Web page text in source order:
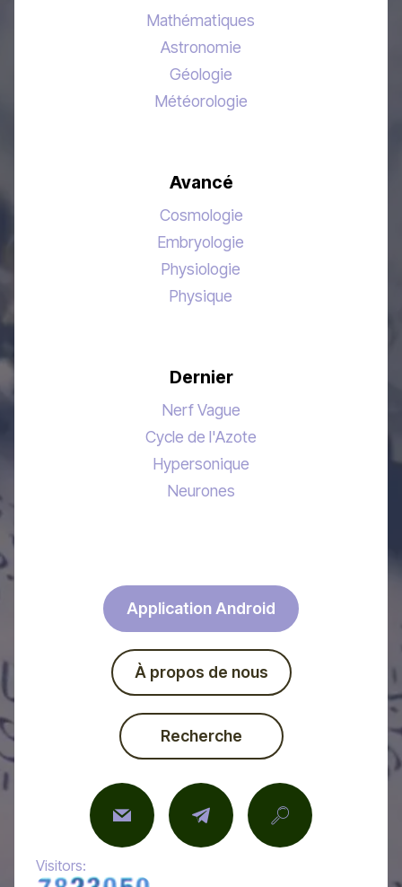
Mathématiques
Astronomie
Géologie
Météorologie
Avancé
Cosmologie
Embryologie
Physiologie
Physique
Dernier
Nerf Vague
Cycle de l'Azote
Hypersonique
Neurones
Application Android
À propos de nous
Recherche
Visitors: